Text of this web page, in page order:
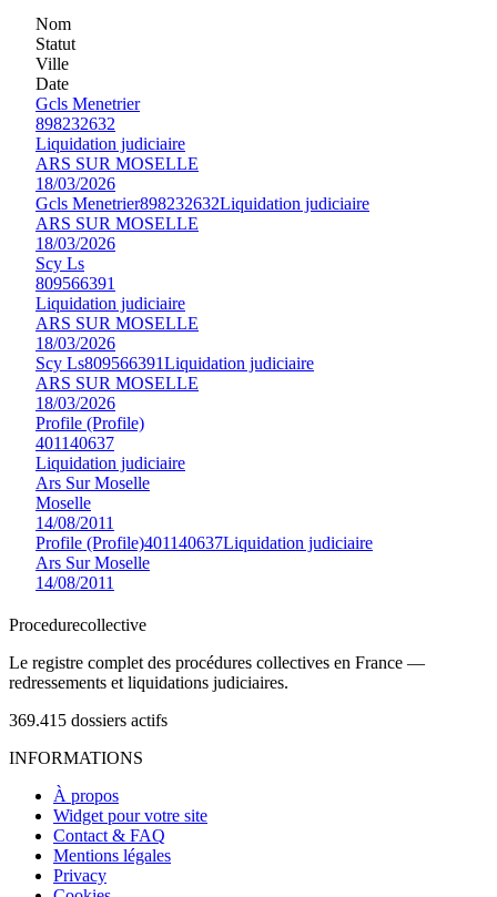
Nom
Statut
Ville
Date
Gcls Menetrier
898232632
Liquidation judiciaire
ARS SUR MOSELLE
18/03/2026
Gcls Menetrier898232632Liquidation judiciaire
ARS SUR MOSELLE
18/03/2026
Scy Ls
809566391
Liquidation judiciaire
ARS SUR MOSELLE
18/03/2026
Scy Ls809566391Liquidation judiciaire
ARS SUR MOSELLE
18/03/2026
Profile (Profile)
401140637
Liquidation judiciaire
Ars Sur Moselle
Moselle
14/08/2011
Profile (Profile)401140637Liquidation judiciaire
Ars Sur Moselle
14/08/2011
Procedurecollective
Le registre complet des procédures collectives en France —
redressements et liquidations judiciaires.
369.415 dossiers actifs
INFORMATIONS
À propos
Widget pour votre site
Contact & FAQ
Mentions légales
Privacy